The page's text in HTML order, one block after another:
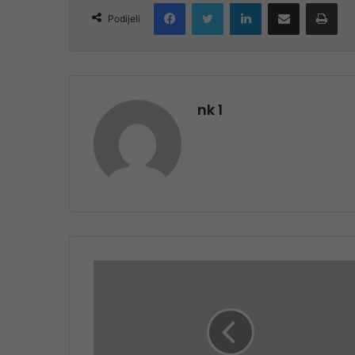
Podijeli
nk 1